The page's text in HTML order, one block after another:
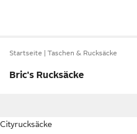
Startseite Taschen & Rucksäcke
Bric's Rucksäcke
Cityrucksäcke